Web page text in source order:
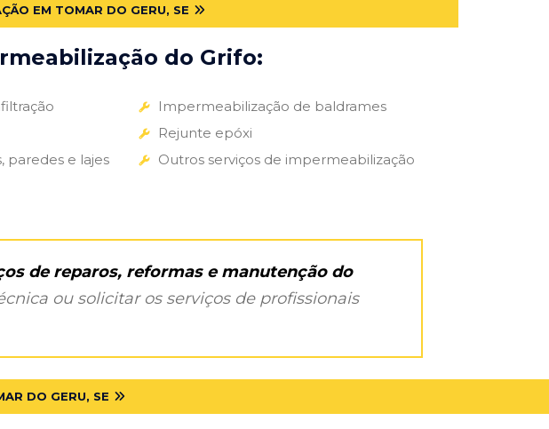
EM TOMAR DO GERU, SE
do Grifo:
paredes e lajes
Impermeabilização de baldrames
Rejunte epóxi
Outros serviços de impermeabilização
de reparos, reformas e manutenção do
ou solicitar os serviços de profissionais
DO GERU, SE